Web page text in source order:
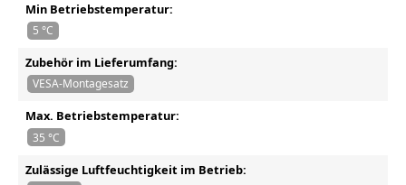
Min Betriebstemperatur:
5 °C
Zubehör im Lieferumfang:
VESA-Montagesatz
Max. Betriebstemperatur:
35 °C
Zulässige Luftfeuchtigkeit im Betrieb: